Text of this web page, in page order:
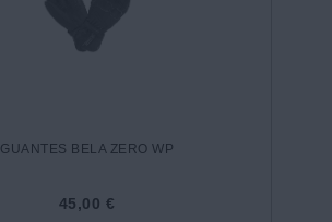
GUANTES BELA ZERO WP
45,00 €